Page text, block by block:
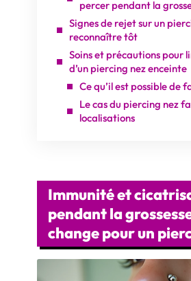
percer pendant la
Signes de rejet sur un
reconnaître tôt
Soins et précautions pour
d’un piercing nez enceinte
Ce qu’il est possible de
Le cas du piercing nez
localisations
Immunité et
pendant la
change pour un